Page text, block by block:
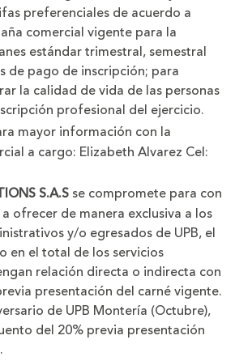
preferenciales de acuerdo a
comercial vigente para la
estándar trimestral, semestral
de pago de inscripción; para
la calidad de vida de las personas
profesional del ejercicio.
mayor información con la
a cargo: Elizabeth Alvarez Cel:
S.A.S se compromete para con
a ofrecer de manera exclusiva a los
y/o egresados de UPB, el
en el total de los servicios
relación directa o indirecta con
presentación del carné vigente.
de UPB Montería (Octubre),
del 20% previa presentación